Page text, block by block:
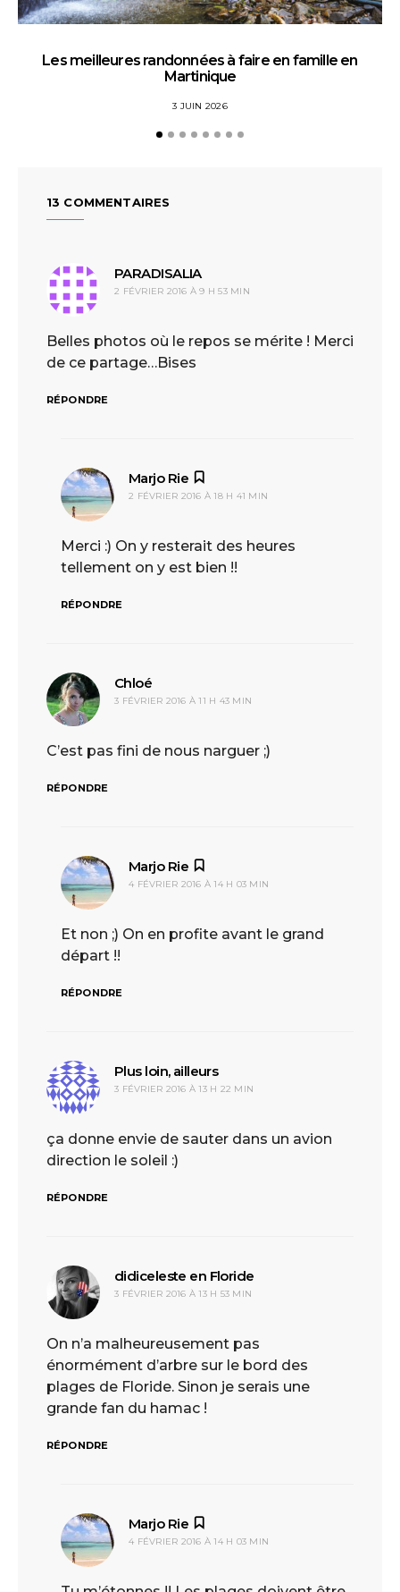
Les meilleures randonnées à faire en famille en
Martinique
3 JUIN 2026
13 COMMENTAIRES
PARADISALIAdit :
2 FÉVRIER 2016 À 9 H 53 MIN
Belles photos où le repos se mérite ! Merci
de ce partage…Bises
RÉPONDRE
Marjo Rie
2 FÉVRIER 2016 À 18 H 41 MIN
Merci :) On y resterait des heures
tellement on y est bien !!
RÉPONDRE
Chloé
3 FÉVRIER 2016 À 11 H 43 MIN
C’est pas fini de nous narguer ;)
RÉPONDRE
Marjo Rie
4 FÉVRIER 2016 À 14 H 03 MIN
Et non ;) On en profite avant le grand
départ !!
RÉPONDRE
Plus loin, ailleursdit :
3 FÉVRIER 2016 À 13 H 22 MIN
ça donne envie de sauter dans un avion
direction le soleil :)
RÉPONDRE
didiceleste en Floride
3 FÉVRIER 2016 À 13 H 53 MIN
On n’a malheureusement pas
énormément d’arbre sur le bord des
plages de Floride. Sinon je serais une
grande fan du hamac !
RÉPONDRE
Marjo Rie
4 FÉVRIER 2016 À 14 H 03 MIN